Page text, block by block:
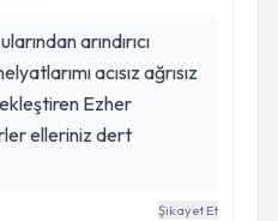
arındırıcı
acısız ağrısız
Ezher
elleriniz dert
Şikayet Et